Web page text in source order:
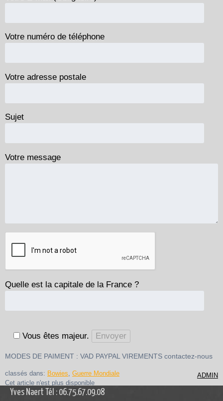
Votre numéro de téléphone
Votre adresse postale
Sujet
Votre message
Quelle est la capitale de la France ?
Vous êtes majeur.
MODES DE PAIMENT : VAD PAYPAL VIREMENTS contactez-nous
classés dans: Bowies, Guerre Mondiale
Cet article n'est plus disponible
Yves Naert Tél : 06.75.67.09.08
ADMIN